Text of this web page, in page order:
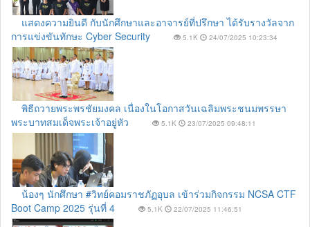
แสดงความยินดี กับนักศึกษาและอาจารย์ที่ปรึกษา ได้รับรางวัลจาก
การแข่งขันทักษะ Cyber Security
5.1K 24/07/2025 10:23:34
พิธีถวายพระพรชัยมงคล เนื่องในโอกาสวันเฉลิมพระชนมพรรษา
พระบาทสมเด็จพระเจ้าอยู่หัว
5.1K 23/07/2025 09:48:11
น้องๆ นักศึกษา #วิทย์คอมราชภัฏอุบล เข้าร่วมกิจกรรม NCSA CTF
Boot Camp 2025 รุ่นที่ 4
5.1K 22/07/2025 11:46:51